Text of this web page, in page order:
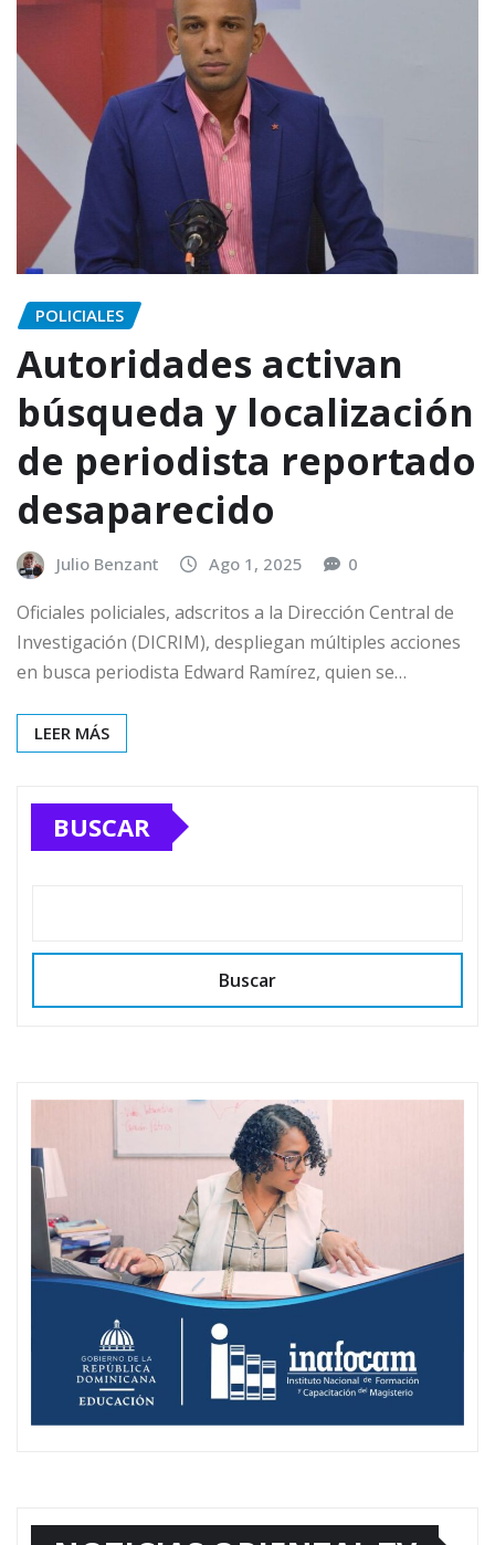
POLICIALES
Autoridades activan
búsqueda y localización
de periodista reportado
desaparecido
Julio Benzant Ago 1, 2025 0
Oficiales policiales, adscritos a la Dirección Central de
Investigación (DICRIM), despliegan múltiples acciones
en busca periodista Edward Ramírez, quien se…
LEER MÁS
BUSCAR
Buscar